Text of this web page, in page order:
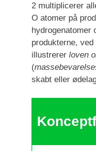
2 multiplicerer
O atomer på
hydrogenatomer
produkterne,
illustrerer loven
(
skabt eller